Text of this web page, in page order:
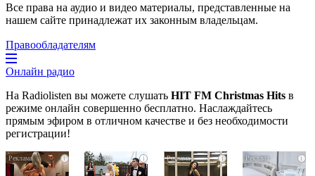
Все права на аудио и видео материалы, представленные на
нашем сайте принадлежат их законным владельцам.
Правообладателям
Онлайн радио
На Radiolisten вы можете слушать HIT FM Christmas Hits в
режиме онлайн совершенно бесплатно. Наслаждайтесь
прямым эфиром в отличном качестве и без необходимости
регистрации!
i
Ролик
длится
i
Этот
танец
i
Ролик
i